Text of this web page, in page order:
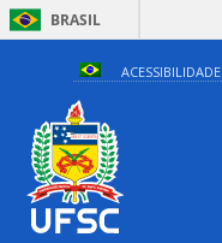
BRASIL
ACESSIBILIDADE